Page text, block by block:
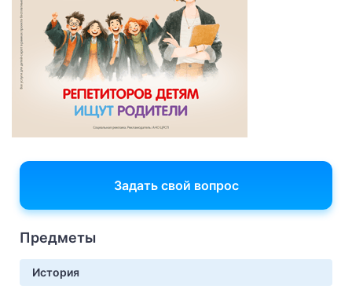
Задать свой вопрос
Предметы
История